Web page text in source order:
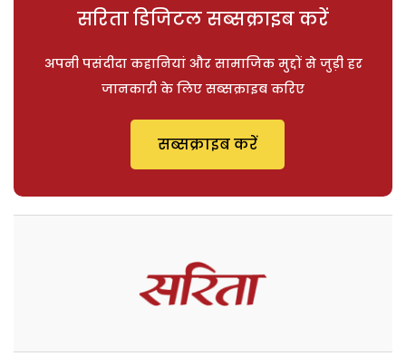
सरिता डिजिटल सब्सक्राइब करें
अपनी पसंदीदा कहानियां और सामाजिक मुद्दों से जुड़ी हर
जानकारी के लिए सब्सक्राइब करिए
सब्सक्राइब करें